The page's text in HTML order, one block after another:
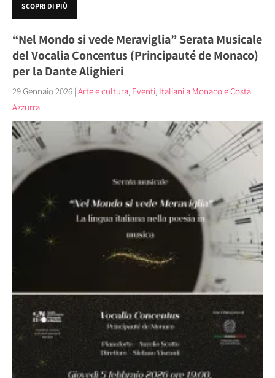
SCOPRI DI PIÙ
“Nel Mondo si vede Meraviglia” Serata Musicale
del Vocalia Concentus (Principauté de Monaco)
per la Dante Alighieri
29 Gennaio 2026 | Arte e cultura, Eventi, Italiani a Monaco e Costa
Azzurra